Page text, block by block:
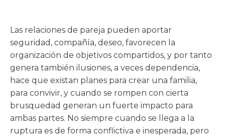
Las relaciones de pareja pueden aportar
seguridad, compañía, deseo, favorecen la
organización de objetivos compartidos, y por tanto
genera también ilusiones, a veces dependencia,
hace que existan planes para crear una familia,
para convivir, y cuando se rompen con cierta
brusquedad generan un fuerte impacto para
ambas partes. No siempre cuando se llega a la
ruptura es de forma conflictiva e inesperada, pero